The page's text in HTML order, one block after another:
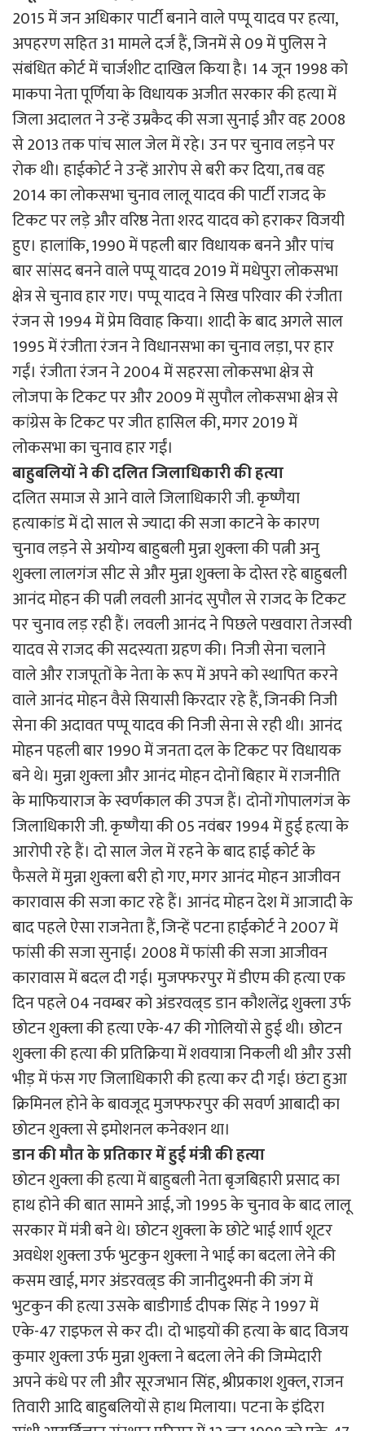
2015 में जन अधिकार पार्टी बनाने वाले पप्पू यादव पर हत्या,
अपहरण सहित 31 मामले दर्ज हैं, जिनमें से 09 में पुलिस ने
संबंधित कोर्ट में चार्जशीट दाखिल किया है। 14 जून 1998 को
माकपा नेता पूर्णिया के विधायक अजीत सरकार की हत्या में
जिला अदालत ने उन्हें उम्रकैद की सजा सुनाई और वह 2008
से 2013 तक पांच साल जेल में रहे। उन पर चुनाव लड़ने पर
रोक थी। हाईकोर्ट ने उन्हें आरोप से बरी कर दिया, तब वह
2014 का लोकसभा चुनाव लालू यादव की पार्टी राजद के
टिकट पर लड़े और वरिष्ठ नेता शरद यादव को हराकर विजयी
हुए। हालांकि, 1990 में पहली बार विधायक बनने और पांच
बार सांसद बनने वाले पप्पू यादव 2019 में मधेपुरा लोकसभा
क्षेत्र से चुनाव हार गए। पप्पू यादव ने सिख परिवार की रंजीता
रंजन से 1994 में प्रेम विवाह किया। शादी के बाद अगले साल
1995 में रंजीता रंजन ने विधानसभा का चुनाव लड़ा, पर हार
गईं। रंजीता रंजन ने 2004 में सहरसा लोकसभा क्षेत्र से
लोजपा के टिकट पर और 2009 में सुपौल लोकसभा क्षेत्र से
कांग्रेस के टिकट पर जीत हासिल की, मगर 2019 में
लोकसभा का चुनाव हार गईं।
बाहुबलियोंनेकीदलितजिलाधिकारीकीहत्या
दलित समाज से आने वाले जिलाधिकारी जी. कृष्णैया
हत्याकांड में दो साल से ज्यादा की सजा काटने के कारण
चुनाव लड़ने से अयोग्य बाहुबली मुन्ना शुक्ला की पत्नी अनु
शुक्ला लालगंज सीट से और मुन्ना शुक्ला के दोस्त रहे बाहुबली
आनंद मोहन की पत्नी लवली आनंद सुपौल से राजद के टिकट
पर चुनाव लड़ रही हैं। लवली आनंद ने पिछले पखवारा तेजस्वी
यादव से राजद की सदस्यता ग्रहण की। निजी सेना चलाने
वाले और राजपूतों के नेता के रूप में अपने को स्थापित करने
वाले आनंद मोहन वैसे सियासी किरदार रहे हैं, जिनकी निजी
सेना की अदावत पप्पू यादव की निजी सेना से रही थी। आनंद
मोहन पहली बार 1990 में जनता दल के टिकट पर विधायक
बने थे। मुन्ना शुक्ला और आनंद मोहन दोनों बिहार में राजनीति
के माफियाराज के स्वर्णकाल की उपज हैं। दोनों गोपालगंज के
जिलाधिकारी जी. कृष्णैया की 05 नवंबर 1994 में हुई हत्या के
आरोपी रहे हैं। दो साल जेल में रहने के बाद हाई कोर्ट के
फैसले में मुन्ना शुक्ला बरी हो गए, मगर आनंद मोहन आजीवन
कारावास की सजा काट रहे हैं। आनंद मोहन देश में आजादी के
बाद पहले ऐसा राजनेता हैं, जिन्हें पटना हाईकोर्ट ने 2007 में
फांसी की सजा सुनाई। 2008 में फांसी की सजा आजीवन
कारावास में बदल दी गई। मुजफ्फरपुर में डीएम की हत्या एक
दिन पहले 04 नवम्बर को अंडरवल्र्ड डान कौशलेंद्र शुक्ला उर्फ
छोटन शुक्ला की हत्या एके-47 की गोलियों से हुई थी। छोटन
शुक्ला की हत्या की प्रतिक्रिया में शवयात्रा निकली थी और उसी
भीड़ में फंस गए जिलाधिकारी की हत्या कर दी गई। छंटा हुआ
क्रिमिनल होने के बावजूद मुजफ्फरपुर की सवर्ण आबादी का
छोटन शुक्ला से इमोशनल कनेक्शन था।
डानकीमौतकेप्रतिकारमेंहुईमंत्रीकीहत्या
छोटन शुक्ला की हत्या में बाहुबली नेता बृजबिहारी प्रसाद का
हाथ होने की बात सामने आई, जो 1995 के चुनाव के बाद लालू
सरकार में मंत्री बने थे। छोटन शुक्ला के छोटे भाई शार्प शूटर
अवधेश शुक्ला उर्फ भुटकुन शुक्ला ने भाई का बदला लेने की
कसम खाई, मगर अंडरवल्र्ड की जानीदुश्मनी की जंग में
भुटकुन की हत्या उसके बाडीगार्ड दीपक सिंह ने 1997 में
एके-47 राइफल से कर दी। दो भाइयों की हत्या के बाद विजय
कुमार शुक्ला उर्फ मुन्ना शुक्ला ने बदला लेने की जिम्मेदारी
अपने कंधे पर ली और सूरजभान सिंह, श्रीप्रकाश शुक्ल, राजन
तिवारी आदि बाहुबलियों से हाथ मिलाया। पटना के इंदिरा